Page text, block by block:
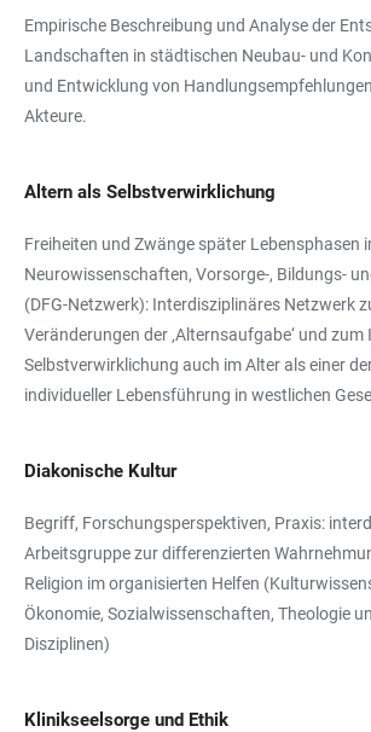
Empirische Beschreibung und Analyse der
Landschaften in städtischen Neubau- und
und Entwicklung von
Akteure.
Altern als Selbstverwirklichung
Freiheiten und Zwänge später Lebensphasen
Neurowissenschaften, Vorsorge-, Bildungs-
(DFG-Netzwerk): Interdisziplinäres Netzwerk
Veränderungen der ‚Alternsaufgabe‘ und zum
Selbstverwirklichung auch im Alter als einer
individueller Lebensführung in westlichen
Diakonische Kultur
Begriff, Forschungsperspektiven, Praxis:
Arbeitsgruppe zur differenzierten
Religion im organisierten Helfen
Ökonomie, Sozialwissenschaften, Theologie
Disziplinen)
Klinikseelsorge und Ethik